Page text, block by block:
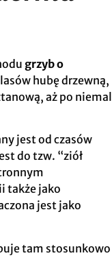
grzyb o
hubę drzewną,
aż po niemal
jest od czasów
do tzw. “ziół
także jako
jest jako
tam stosunkowo